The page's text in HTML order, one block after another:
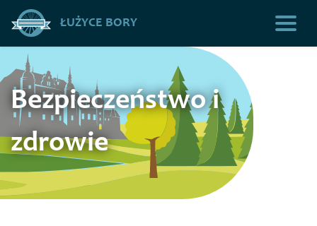
ŁUŻYCE BORY
Bezpieczeństwo i
zdrowie